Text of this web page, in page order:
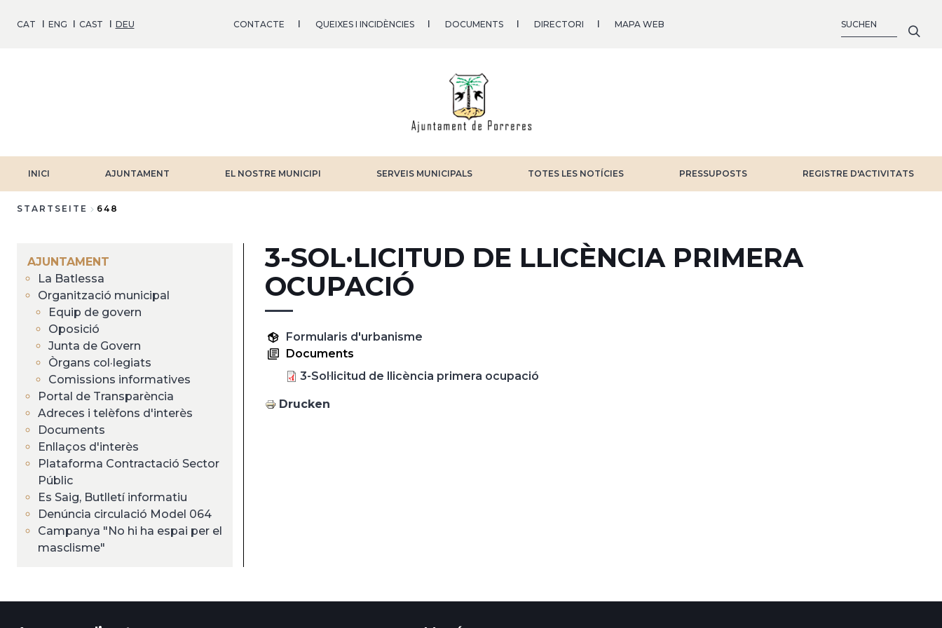
zumCAT ENG CAST DEU CONTACTE QUEIXES I INCIDÈNCIES DOCUMENTS DIRECTORI MAPA WEB
INICI AJUNTAMENT EL NOSTRE MUNICIPI SERVEIS MUNICIPALS TOTES LES NOTÍCIES PRESSUPOSTS REGISTRE D'ACTIVITATS
STARTSEITE 648
AJUNTAMENT
La Batlessa
Organització municipal
Equip de govern
Oposició
Junta de Govern
Òrgans col·legiats
Comissions informatives
Portal de Transparència
Adreces i telèfons d'interès
Documents
Enllaços d'interès
Plataforma Contractació Sector
Públic
Es Saig, Butlletí informatiu
Denúncia circulació Model 064
Campanya "No hi ha espai per el
masclisme"
3-SOL·LICITUD DE LLICÈNCIA PRIMERA
OCUPACIÓ
Formularis d'urbanisme
Documents
3-Sol·licitud de llicència primera ocupació
Drucken